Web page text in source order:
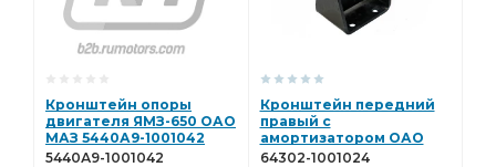
Кронштейн опоры
двигателя ЯМЗ-650 ОАО
МАЗ 5440А9-1001042
5440А9-1001042
Кронштейн передний
правый с
амортизатором ОАО
МАЗ 64302-1001024
64302-1001024